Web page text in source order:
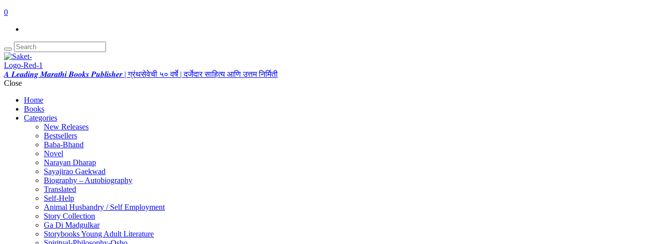
0
𝑨 𝑳𝒆𝒂𝒅𝒊𝒏𝒈 𝑴𝒂𝒓𝒂𝒕𝒉𝒊 𝑩𝒐𝒐𝒌𝒔 𝑷𝒖𝒃𝒍𝒊𝒔𝒉𝒆𝒓 | ग्रंथसेवेची ५० वर्षे | दर्जेदार साहित्य आणि उत्तम निर्मिती
Close
Home
Books
Categories
New Releases
Bestsellers
Baba-Bhand
Novel
Narayan Dharap
Sayajirao Gaekwad
Biography – Autobiography
Translated
Self-Help
Animal Husbandry / Self Employment
Story Collection
Ga Di Madgulkar
Storybooks Young Adult Literature